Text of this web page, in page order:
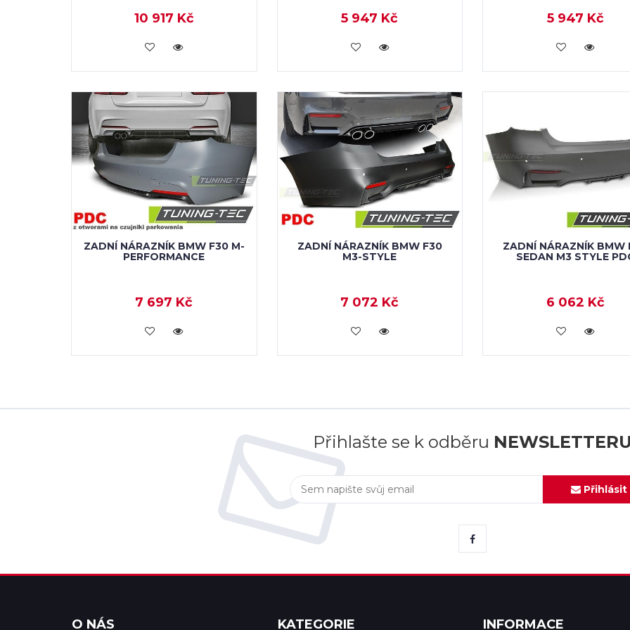
10 917 Kč
KOUPIT
5 947 Kč
KOUPIT
5 947 Kč
KOUPIT
ZADNÍ NÁRAZNÍK BMW F30 M-
PERFORMANCE
7 697 Kč
KOUPIT
ZADNÍ NÁRAZNÍK BMW F30
M3-STYLE
7 072 Kč
KOUPIT
ZADNÍ NÁRAZNÍK BMW
SEDAN M3 STYLE
6 062 Kč
KOUPIT
Přihlašte se k odběru
Přihlásit
O NÁS KATEGORIE INFORMACE